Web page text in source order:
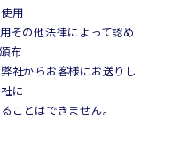
用
その他法律によって認め
布
社からお客様にお送りし
に
ことはできません。